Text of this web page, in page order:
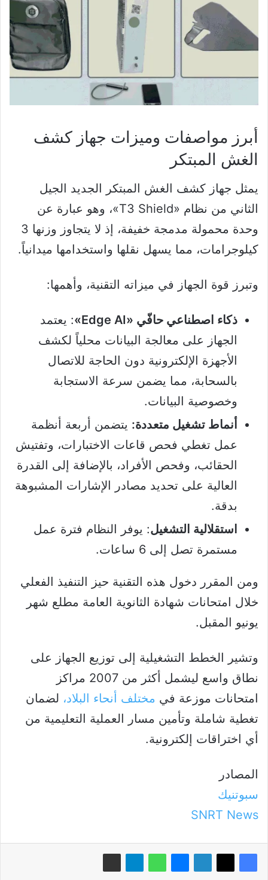
أبرز مواصفات وميزات جهاز كشف
الغش المبتكر
يمثل جهاز كشف الغش المبتكر الجديد الجيل
الثاني من نظام «T3 Shield»، وهو عبارة عن
وحدة محمولة مدمجة خفيفة، إذ لا يتجاوز وزنها 3
كيلوجرامات، مما يسهل نقلها واستخدامها ميدانياً.
وتبرز قوة الجهاز في ميزاته التقنية، وأهمها:
ذكاء اصطناعي حافّي «Edge AI»
: يعتمد
الجهاز على معالجة البيانات محلياً لكشف
الأجهزة الإلكترونية دون الحاجة للاتصال
بالسحابة، مما يضمن سرعة الاستجابة
وخصوصية البيانات.
أنماط تشغيل متعددة: يتضمن أربعة أنظمة
عمل تغطي فحص قاعات الاختبارات، وتفتيش
الحقائب، وفحص الأفراد، بالإضافة إلى القدرة
العالية على تحديد مصادر الإشارات المشبوهة
بدقة.
استقلالية التشغيل: يوفر النظام فترة عمل
مستمرة تصل إلى 6 ساعات.
ومن المقرر دخول هذه التقنية حيز التنفيذ الفعلي
خلال امتحانات شهادة الثانوية العامة مطلع شهر
يونيو المقبل.
وتشير الخطط التشغيلية إلى توزيع الجهاز على
نطاق واسع ليشمل أكثر من 2007 مراكز
امتحانات موزعة في مختلف أنحاء البلاد، لضمان
تغطية شاملة وتأمين مسار العملية التعليمية من
أي اختراقات إلكترونية.
المصادر
سبوتنيك
SNRT News